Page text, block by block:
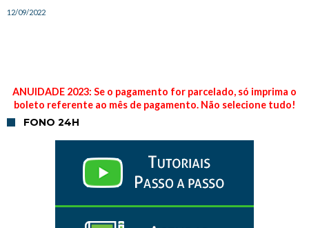
12/09/2022
ANUIDADE 2023: Se o pagamento for parcelado, só imprima o
boleto referente ao mês de pagamento. Não selecione tudo!
FONO 24H